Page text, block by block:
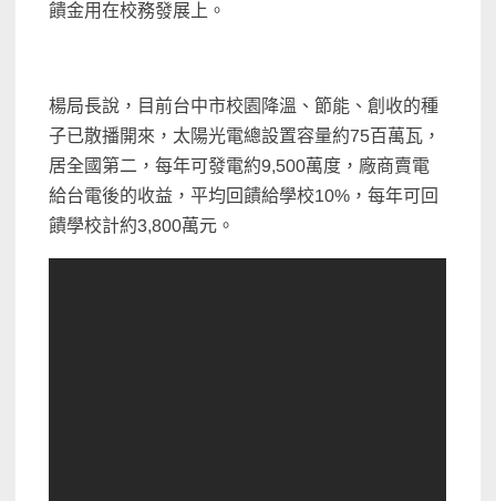
饋金用在校務發展上。
楊局長說，目前台中市校園降溫、節能、創收的種
子已散播開來，太陽光電總設置容量約75百萬瓦，
居全國第二，每年可發電約9,500萬度，廠商賣電
給台電後的收益，平均回饋給學校10%，每年可回
饋學校計約3,800萬元。